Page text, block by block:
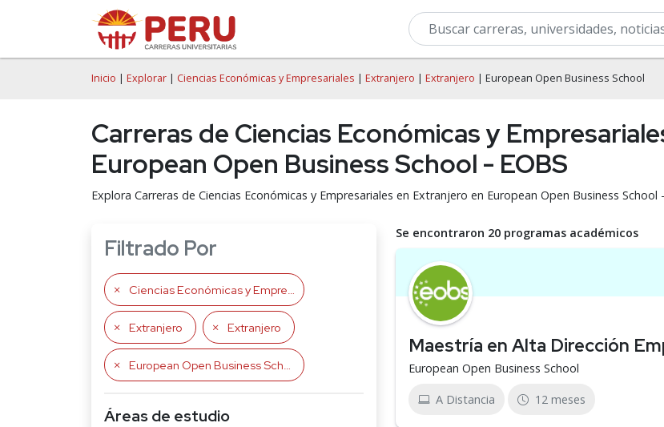
Inicio | Explorar | Ciencias Económicas y Empresariales | Extranjero | Extranjero | European Open Business School
Carreras de Ciencias Económicas y
European Open Business School - EOBS
Explora Carreras de Ciencias Económicas y Empresariales en Extranjero en European Open Business School
Filtrado Por
Ciencias Económicas y Empresariales
Extranjero Extranjero
European Open Business School
Áreas de estudio
Se encontraron 20 programas académicos
Maestría en Alta Dirección
European Open Business School
A Distancia 12 meses